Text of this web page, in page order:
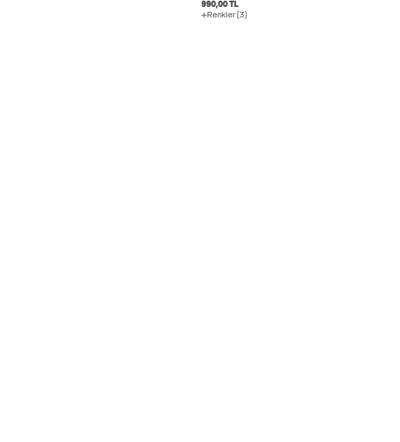
990,00 TL
Renkler (3)